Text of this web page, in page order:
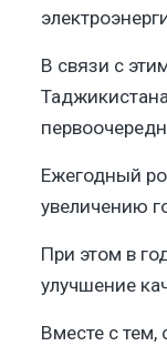
​В связи с
Ежегодный
увеличению
​При этом в
улучшение
Вместе с тем,